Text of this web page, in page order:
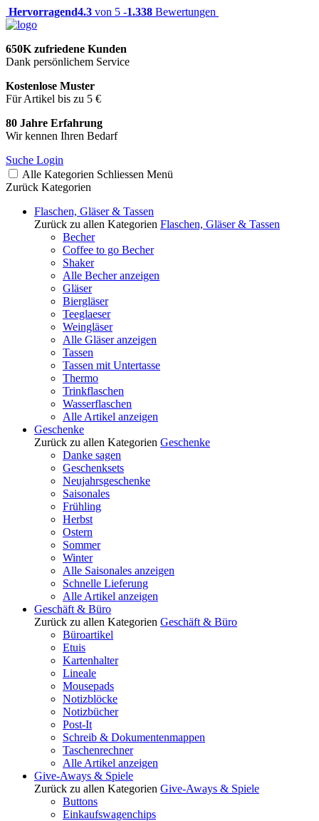
Hervorragend4.3 von 5 -1.338 Bewertungen
650K zufriedene Kunden
Dank persönlichem Service
Kostenlose Muster
Für Artikel bis zu 5 €
80 Jahre Erfahrung
Wir kennen Ihren Bedarf
Suche Login
Alle Kategorien Schliessen Menü
Zurück Kategorien
Flaschen, Gläser & Tassen
Zurück zu allen Kategorien Flaschen, Gläser & Tassen
Becher
Coffee to go Becher
Shaker
Alle Becher anzeigen
Gläser
Biergläser
Teeglaeser
Weingläser
Alle Gläser anzeigen
Tassen
Tassen mit Untertasse
Thermo
Trinkflaschen
Wasserflaschen
Alle Artikel anzeigen
Geschenke
Zurück zu allen Kategorien Geschenke
Danke sagen
Geschenksets
Neujahrsgeschenke
Saisonales
Frühling
Herbst
Ostern
Sommer
Winter
Alle Saisonales anzeigen
Schnelle Lieferung
Alle Artikel anzeigen
Geschäft & Büro
Zurück zu allen Kategorien Geschäft & Büro
Büroartikel
Etuis
Kartenhalter
Lineale
Mousepads
Notizblöcke
Notizbücher
Post-It
Schreib & Dokumentenmappen
Taschenrechner
Alle Artikel anzeigen
Give-Aways & Spiele
Zurück zu allen Kategorien Give-Aways & Spiele
Buttons
Einkaufswagenchips